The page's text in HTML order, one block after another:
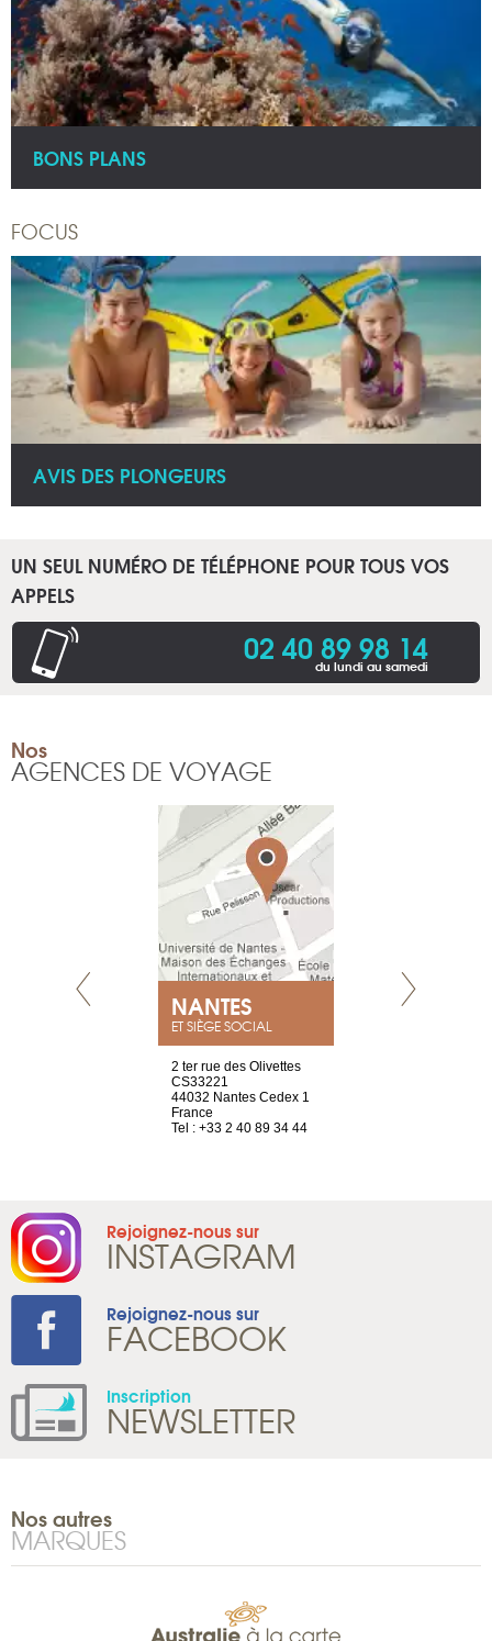
BONS PLANS
FOCUS
AVIS DES PLONGEURS
UN SEUL NUMÉRO DE TÉLÉPHONE POUR TOUS VOS
APPELS
02 40 89 98 14
du lundi au samedi
Nos
AGENCES DE VOYAGE
NANTES
ET SIÈGE SOCIAL
2 ter rue des Olivettes
CS33221
44032 Nantes Cedex 1
France
Tel : +33 2 40 89 34 44
Rejoignez-nous sur
INSTAGRAM
Rejoignez-nous sur
FACEBOOK
Inscription
NEWSLETTER
Nos autres
MARQUES